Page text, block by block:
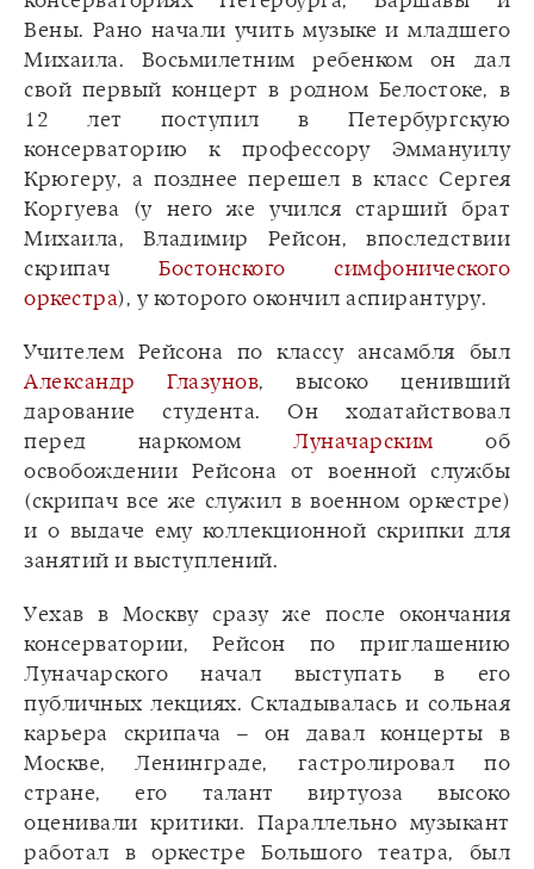
Вены. Рано начали учить музыке и младшего
Михаила. Восьмилетним ребенком он дал
свой первый концерт в родном Белостоке, в
12 лет поступил в Петербургскую
консерваторию к профессору Эммануилу
Крюгеру, а позднее перешел в класс Сергея
Коргуева (у него же учился старший брат
Михаила, Владимир Рейсон, впоследствии
скрипач Бостонского симфонического
оркестра), у которого окончил аспирантуру.
Учителем Рейсона по классу ансамбля был
Александр Глазунов, высоко ценивший
дарование студента. Он ходатайствовал
перед наркомомЛуначарским об
освобождении Рейсона от военной службы
(скрипач все же служил в военном оркестре)
и о выдаче ему коллекционной скрипки для
занятий и выступлений.
Уехав в Москву сразу же после окончания
консерватории, Рейсон по приглашению
Луначарского начал выступать в его
публичных лекциях. Складывалась и сольная
карьера скрипача – он давал концерты в
Москве, Ленинграде, гастролировал по
стране, его талант виртуоза высоко
оценивали критики. Параллельно музыкант
работал в оркестре Большого театра, был